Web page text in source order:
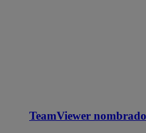
TeamViewer